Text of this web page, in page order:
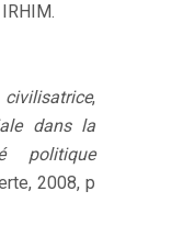
,
dans la
politique
2008, p